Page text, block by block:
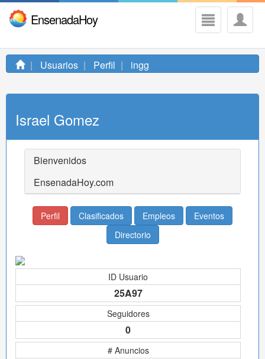
EnsenadaHoy
Usuarios Perfil ingg
Israel Gomez
Bienvenidos
EnsenadaHoy.com
Perfil Clasificados Empleos
Eventos
Directorio
ID Usuario
25A97
Seguidores
0
# Anuncios